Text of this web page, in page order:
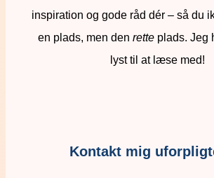
inspiration og gode råd dér – så du
en plads, men den rette plads. Jeg
lyst til at læse med!
Kontakt mig